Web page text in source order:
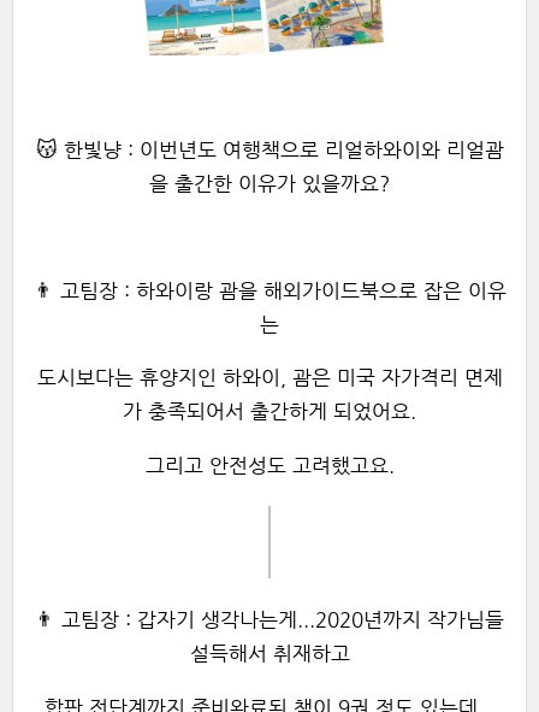
😽 한빛냥 : 이번년도 여행책으로 리얼하와이와 리얼괌
을 출간한 이유가 있을까요?
👨 고팀장 : 하와이랑 괌을 해외가이드북으로 잡은 이유
는
도시보다는 휴양지인 하와이, 괌은 미국 자가격리 면제
가 충족되어서 출간하게 되었어요.
그리고 안전성도 고려했고요.
👨 고팀장 : 갑자기 생각나는게...2020년까지 작가님들
설득해서 취재하고